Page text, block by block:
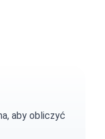
aby obliczyć